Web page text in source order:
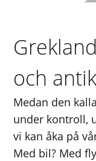
och
Medan den
under kontroll,
vi kan åka på
Med bil? Med